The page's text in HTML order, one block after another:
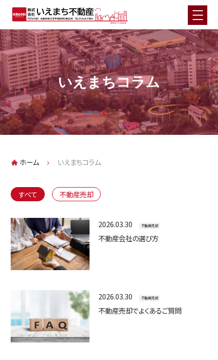
HOME
お悩み別不動産売却メニュー
住宅ローンでお悩みの方（任意売却）
相続不動産でお悩みの方
実家じまいでお悩みの方
再建築不可物件でお悩みの方
事業用不動産でお悩みの方
共有持分の売却でお悩みの方
不動産を高く売りたい方
不動産を早く売りたい方
いえまち不動産が選ばれる理由
いえまちコラム
取引実績
いえまちコラム
ホーム いえまちコラム
すべて 不動産売却
2026.03.30 不動産売却
不動産会社の選び方
2026.03.30 不動産売却
不動産売却でよくあるご質問